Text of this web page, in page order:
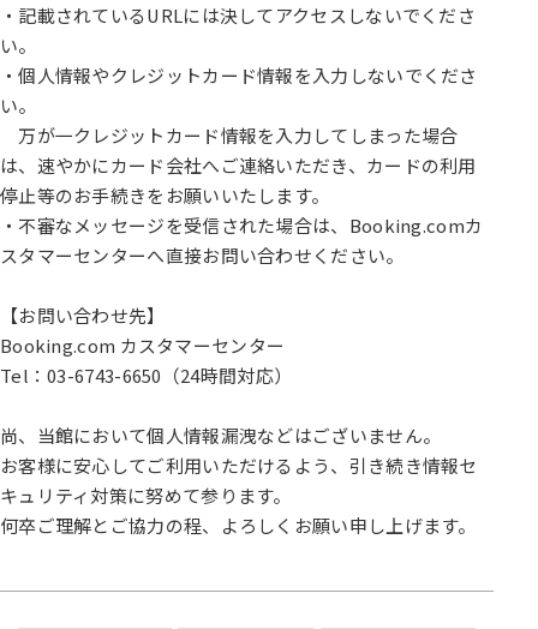
・記載されているURLには決してアクセスしないでくださ
い。
・個人情報やクレジットカード情報を入力しないでくださ
い。
万が一クレジットカード情報を入力してしまった場合
は、速やかにカード会社へご連絡いただき、カードの利用
停止等のお手続きをお願いいたします。
・不審なメッセージを受信された場合は、Booking.comカ
スタマーセンターへ直接お問い合わせください。
【お問い合わせ先】
Booking.com カスタマーセンター
Tel：03-6743-6650（24時間対応）
尚、当館において個人情報漏洩などはございません。
お客様に安心してご利用いただけるよう、引き続き情報セ
キュリティ対策に努めて参ります。
何卒ご理解とご協力の程、よろしくお願い申し上げます。